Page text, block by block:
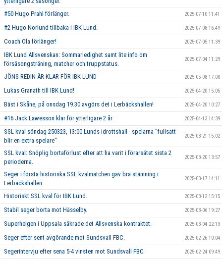
#50 Hugo Prahl förlänger.
2025-07-10 11:41
#2 Hugo Norlund tillbaka i IBK Lund. 2025-07-08 16:49
Coach Ola förlänger! 2025-07-05 11:39
IBK Lund Allsvenskan: Sommarledighet samt lite info om
försäsongsträning, matcher och truppstatus.
2025-07-04 11:29
JÖNS REDIN ÄR KLAR FÖR IBK LUND 2025-05-08 17:00
Lukas Granath till IBK Lund! 2025-04-20 15:05
Bäst i Skåne, på onsdag 19.30 avgörs det i Lerbäckshallen! 2025-04-20 10:27
#16 Jack Lawesson klar för ytterligare 2 år 2025-04-13 14:39
SSL kval söndag 250323, 13:00 Lunds idrottshall - spelarna ''fullsatt
blir en extra spelare''
2025-03-21 15:02
SSL kval: Snöplig bortaförlust efter att ha varit i förarsätet sista 2
perioderna.
2025-03-20 13:57
Seger i första historiska SSL kvalmatchen gav bra stämning i
Lerbäckshallen.
2025-03-17 14:11
Historiskt SSL kval för IBK Lund. 2025-03-12 15:15
Stabil seger borta mot Hässelby. 2025-03-06 19:27
Superhelgen i Uppsala säkrade det Allsvenska kontraktet. 2025-03-04 22:13
Seger efter sent avgörande mot Sundsvall FBC. 2025-02-26 10:04
Segerintervju efter sena 5-4 vinsten mot Sundsvall FBC 2025-02-24 09:49